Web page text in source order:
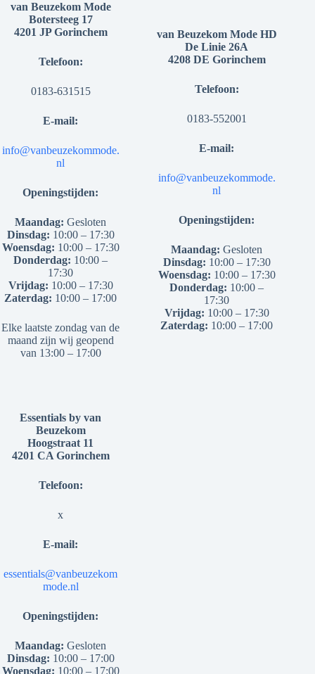
van Beuzekom Mode
Botersteeg 17
4201 JP Gorinchem
Telefoon:
0183-631515
E-mail:
info@vanbeuzekommode.
nl
Openingstijden:
Maandag: Gesloten
Dinsdag: 10:00 – 17:30
Woensdag: 10:00 – 17:30
Donderdag: 10:00 –
17:30
Vrijdag: 10:00 – 17:30
Zaterdag: 10:00 – 17:00
Elke laatste zondag van de
maand zijn wij geopend
van 13:00 – 17:00
van Beuzekom Mode HD
De Linie 26A
4208 DE Gorinchem
Telefoon:
0183-552001
E-mail:
info@vanbeuzekommode.
nl
Openingstijden:
Maandag: Gesloten
Dinsdag: 10:00 – 17:30
Woensdag: 10:00 – 17:30
Donderdag: 10:00 –
17:30
Vrijdag: 10:00 – 17:30
Zaterdag: 10:00 – 17:00
Essentials by van
Beuzekom
Hoogstraat 11
4201 CA Gorinchem
Telefoon:
x
E-mail:
essentials@vanbeuzekom
mode.nl
Openingstijden:
Maandag: Gesloten
Dinsdag: 10:00 – 17:00
Woensdag: 10:00 – 17:00